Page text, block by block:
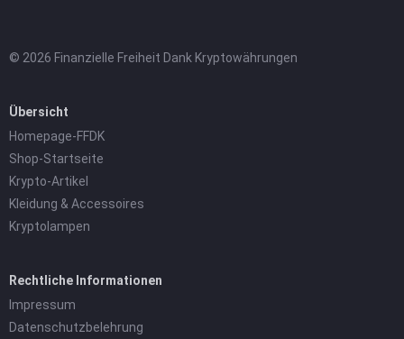
© 2026 Finanzielle Freiheit Dank Kryptowährungen
Übersicht
Homepage-FFDK
Shop-Startseite
Krypto-Artikel
Kleidung & Accessoires
Kryptolampen
Rechtliche Informationen
Impressum
Datenschutzbelehrung